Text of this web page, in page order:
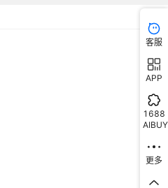
客服
APP
1688
AIBUY
更多